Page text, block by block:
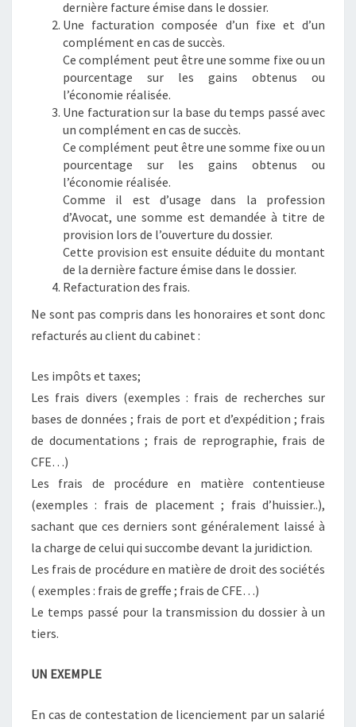
dernière facture émise dans le dossier.
Une facturation composée d’un fixe et d’un
complément en cas de succès.
Ce complément peut être une somme fixe ou un
pourcentage sur les gains obtenus ou
l’économie réalisée.
Une facturation sur la base du temps passé avec
un complément en cas de succès.
Ce complément peut être une somme fixe ou un
pourcentage sur les gains obtenus ou
l’économie réalisée.
Comme il est d’usage dans la profession
d’Avocat, une somme est demandée à titre de
provision lors de l’ouverture du dossier.
Cette provision est ensuite déduite du montant
de la dernière facture émise dans le dossier.
Refacturation des frais.
Ne sont pas compris dans les honoraires et sont donc
refacturés au client du cabinet :
Les impôts et taxes;
Les frais divers (exemples : frais de recherches sur
bases de données ; frais de port et d’expédition ; frais
de documentations ; frais de reprographie, frais de
CFE…)
Les frais de procédure en matière contentieuse
(exemples : frais de placement ; frais d’huissier..),
sachant que ces derniers sont généralement laissé à
la charge de celui qui succombe devant la juridiction.
Les frais de procédure en matière de droit des sociétés
( exemples : frais de greffe ; frais de CFE…)
Le temps passé pour la transmission du dossier à un
tiers.
UN EXEMPLE
En cas de contestation de licenciement par un salarié